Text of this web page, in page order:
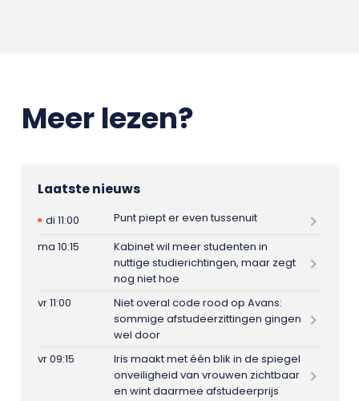
Meer lezen?
Laatste nieuws
di 11:00
Punt piept er even tussenuit
ma 10:15
Kabinet wil meer studenten in
nuttige studierichtingen, maar zegt
nog niet hoe
vr 11:00
Niet overal code rood op Avans:
sommige afstudeerzittingen gingen
wel door
vr 09:15
Iris maakt met één blik in de spiegel
onveiligheid van vrouwen zichtbaar
en wint daarmee afstudeerprijs